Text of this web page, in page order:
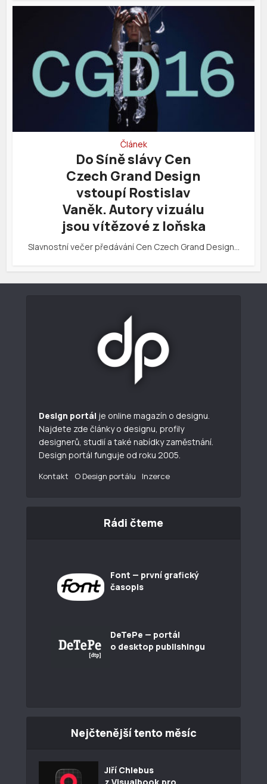
Článek
Do Síně slávy Cen
Czech Grand Design
vstoupí Rostislav
Vaněk. Autory vizuálu
jsou vítězové z loňska
Slavnostní večer předávání Cen Czech Grand Design…
Design portál je online magazín o designu.
Najdete zde články o designu, profily
designerů, studií a také nabídky zaměstnání.
Design portál funguje od roku 2005.
Kontakt O Design portálu Inzerce
Rádi čteme
Font — první grafický
časopis
DeTePe — portál
o desktop publishingu
Nejčtenější tento měsíc
Jiří Chlebus